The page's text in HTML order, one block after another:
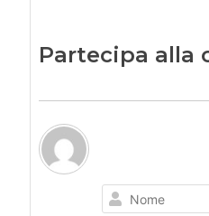
Partecipa alla